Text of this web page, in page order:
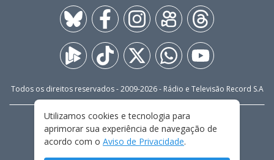
Todos os direitos reservados - 2009-2026- Rádio e Televisão Record S.A
FALE CONOSCO
PRIVACIDADE
TERMOS E CONDIÇÕES DE USO
Utilizamos cookies e tecnologia para
aprimorar sua experiência de navegação de
acordo com o Aviso de Privacidade.